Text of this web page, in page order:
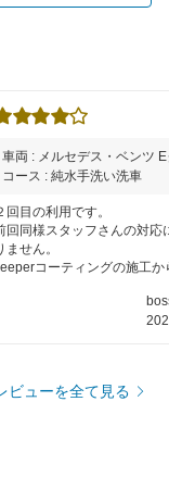
車両 : メルセデス・ベンツ
コース : 純水手洗い洗車
回目の利用です。
回同様スタッフさんの対応
ません。
コーティングの施工か
多分他のENEOSも適用条件
推察しますが、通常料金を請
ビューを全て見る